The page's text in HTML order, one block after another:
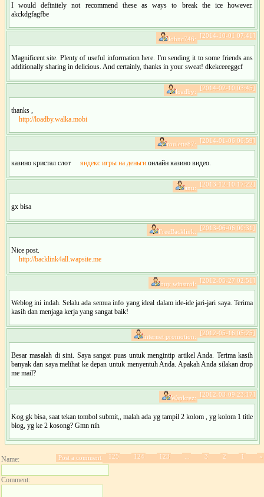
I would definitely not recommend these as ways to break the ice however.
akckdgfagfbe
[2014-10-01 07:41]
Johnc746:
Magnificent site. Plenty of useful information here. I'm sending it to some friends ans
additionally sharing in delicious. And certainly, thanks in your sweat! dkekceeeggcf
[2014-02-10 03:45]
loadby:
thanks ,
http://loadby.walka.mobi
[2014-01-06 06:59]
roulette87:
казино кристал слот яндекс игры на деньгионлайн казино видео.
[2013-12-10 17:22]
anu:
gx bisa
[2013-06-06 00:31]
FreeBacklink:
Nice post.
http://backlink4all.wapsite.me
[2012-05-27 02:51]
buy winstrol:
Weblog ini indah. Selalu ada semua info yang ideal dalam ide-ide jari-jari saya. Terima
kasih dan menjaga kerja yang sangat baik!
[2012-05-16 05:25]
internet promotion:
Besar masalah di sini. Saya sangat puas untuk mengintip artikel Anda. Terima kasih
banyak dan saya melihat ke depan untuk menyentuh Anda. Apakah Anda silakan drop
me mail?
[2012-03-09 23:17]
Wapkrez:
Kog gk bisa, saat tekan tombol submit,, malah ada yg tampil 2 kolom , yg kolom 1 title
blog, yg ke 2 kosong? Gmn nih
«
1
2
3
123
124
125
Post a comment
Name:
Comment: